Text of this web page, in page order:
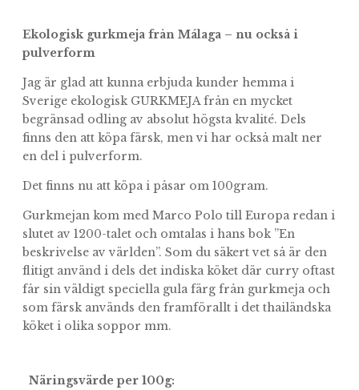
Ekologisk gurkmeja från Málaga – nu också i
pulverform
Jag är glad att kunna erbjuda kunder hemma i
Sverige ekologisk GURKMEJA från en mycket
begränsad odling av absolut högsta kvalité. Dels
finns den att köpa färsk, men vi har också malt ner
en del i pulverform.
Det finns nu att köpa i påsar om 100gram.
Gurkmejan kom med Marco Polo till Europa redan i
slutet av 1200-talet och omtalas i hans bok ”En
beskrivelse av världen”. Som du säkert vet så är den
flitigt använd i dels det indiska köket där curry oftast
får sin väldigt speciella gula färg från gurkmeja och
som färsk används den framförallt i det thailändska
köket i olika soppor mm.
Näringsvärde per 100g: